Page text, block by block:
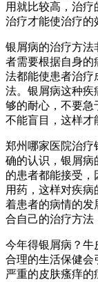
用就比较高，治
治疗才能使治疗的
银屑病的治疗方法
者需要根据自身的
法都能使患者治疗
法。银屑病这种疾
够的耐心，不要急
不能盲目，这样才
郑州哪家医院治疗
确的认识，银屑病
的患者都能接受，
用药，这样对疾
着患者的病情的发
合自己的治疗方法
今年得银屑病？牛
合理的生活保健会
严重的皮肤瘙痒的